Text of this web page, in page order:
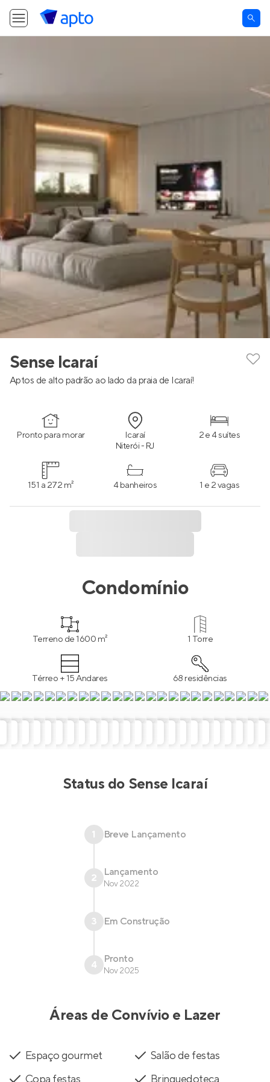
Sense Icaraí
Aptos de alto padrão ao lado da praia de Icaraí!
Pronto para morar Icaraí
Niterói - RJ
2 e 4 suítes
151 a 272 m² 4 banheiros 1 e 2 vagas
Condomínio
Terreno de 1600 m² 1 Torre
Térreo + 15 Andares 68 residências
Status do Sense Icaraí
1 Breve Lançamento
2 Lançamento
Nov 2022
3 Em Construção
4 Pronto
Nov 2025
Áreas de Convívio e Lazer
Espaço gourmet
Salão de festas